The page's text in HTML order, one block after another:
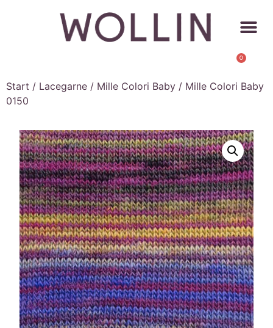
0
Start / Lacegarne / Mille Colori Baby / Mille Colori Baby
0150